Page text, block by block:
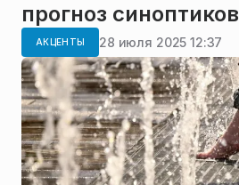
прогноз синоптиков
АКЦЕНТЫ 28 июля 2025 12:37